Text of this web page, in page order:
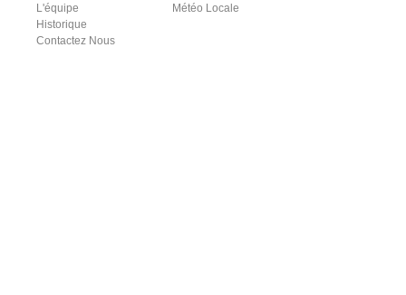
L'équipe
Historique
Contactez Nous
Météo Locale